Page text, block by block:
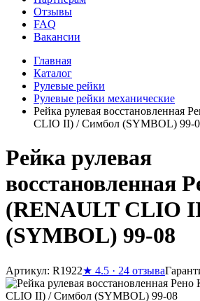
Отзывы
FAQ
Вакансии
Главная
Каталог
Рулевые рейки
Рулевые рейки механические
Рейка рулевая восстановленная
CLIO II) / Симбол (SYMBOL) 99-
Рейка рулевая
восстановленная
(RENAULT CLIO
(SYMBOL) 99-08
Артикул: R1922★ 4.5 · 24 отзыва